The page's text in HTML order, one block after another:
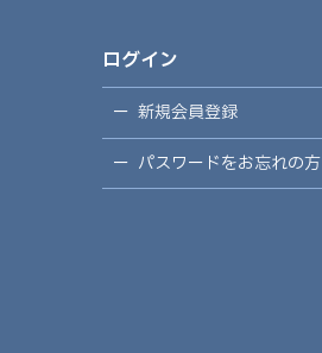
ログイン
新規会員登録
パスワードをお忘れの方